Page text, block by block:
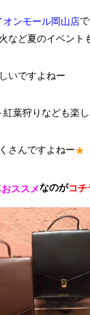
オンモール岡山店
など夏のイベント
いですよねー
葉狩りなども楽
さんですよねー★
おススメなのがコチ